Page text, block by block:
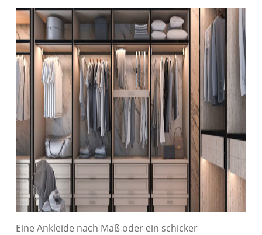
Eine Ankleide nach Maß oder ein schicker